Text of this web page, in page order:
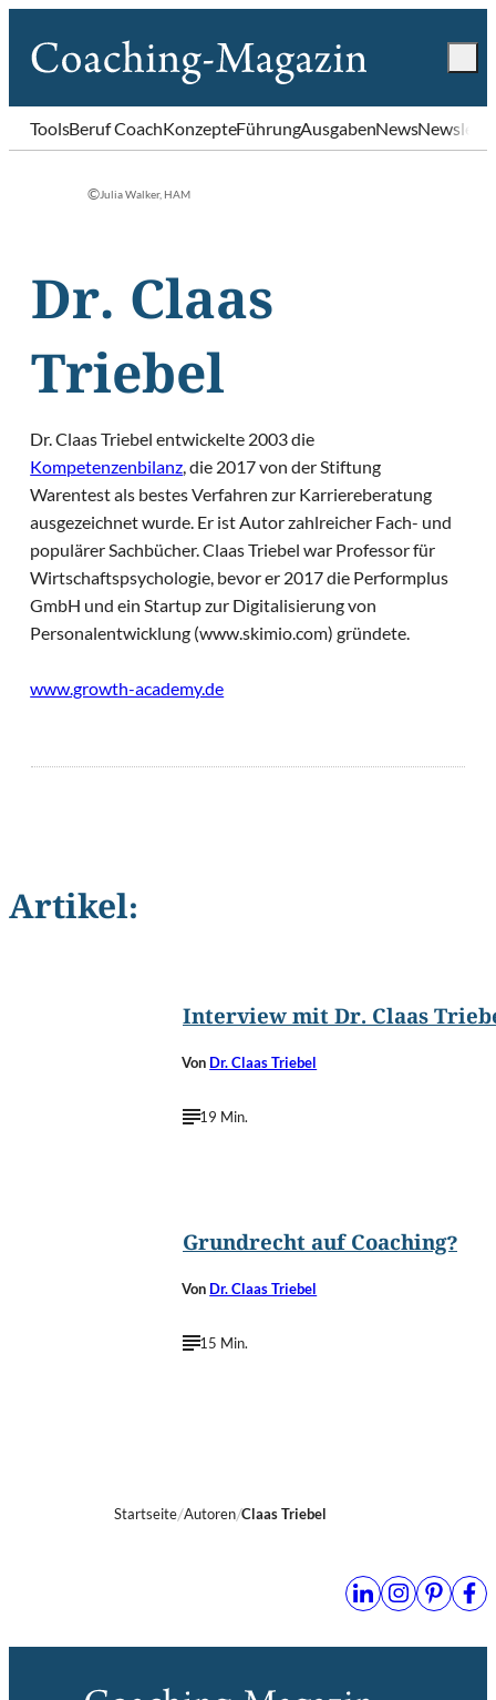
ToolsBeruf CoachKonzepteFührungAusgabenNews
©Julia Walker, HAM
Dr. Claas
Triebel
Dr. Claas Triebel entwickelte 2003 die
Kompetenzenbilanz, die 2017 von der Stiftung
Warentest als bestes Verfahren zur Karriereberatung
ausgezeichnet wurde. Er ist Autor zahlreicher Fach- und
populärer Sachbücher. Claas Triebel war Professor für
Wirtschaftspsychologie, bevor er 2017 die Performplus
GmbH und ein Startup zur Digitalisierung von
Personalentwicklung (www.skimio.com) gründete.
www.growth-academy.de
Artikel:
Interview mit Dr. Claas
Von Dr. Claas Triebel
19 Min.
Grundrecht auf Coaching?
Von Dr. Claas Triebel
15 Min.
Startseite Autoren Claas Triebel